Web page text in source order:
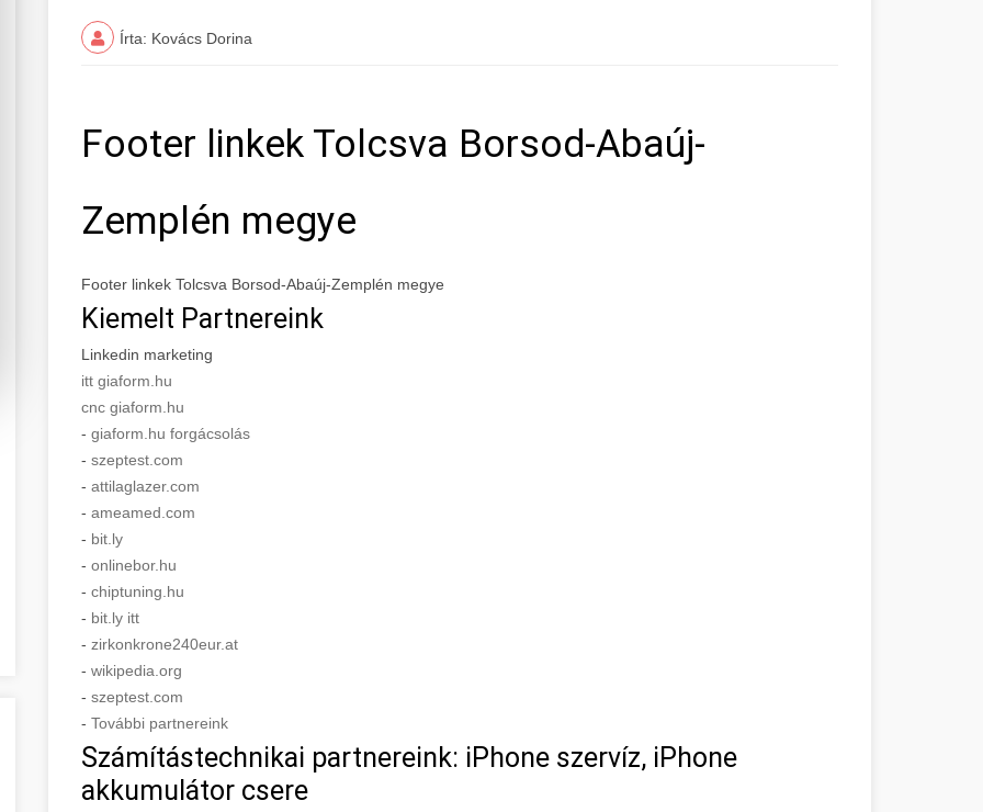
Írta: Kovács Dorina
Footer linkek Tolcsva Borsod-Abaúj-
Zemplén megye
Footer linkek Tolcsva Borsod-Abaúj-Zemplén megye
Kiemelt Partnereink
Linkedin marketing
itt giaform.hu
cnc giaform.hu
- giaform.hu forgácsolás
- szeptest.com
- attilaglazer.com
- ameamed.com
- bit.ly
- onlinebor.hu
- chiptuning.hu
- bit.ly itt
- zirkonkrone240eur.at
- wikipedia.org
- szeptest.com
- További partnereink
Számítástechnikai partnereink: iPhone szervíz, iPhone
akkumulátor csere